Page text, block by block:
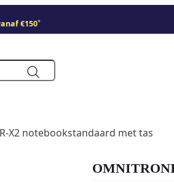
€150*
X2 notebookstandaard met tas